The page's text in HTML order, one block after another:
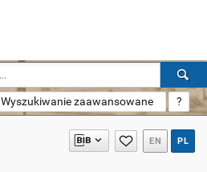
Wyszukiwanie zaawansowane ?
EN PL